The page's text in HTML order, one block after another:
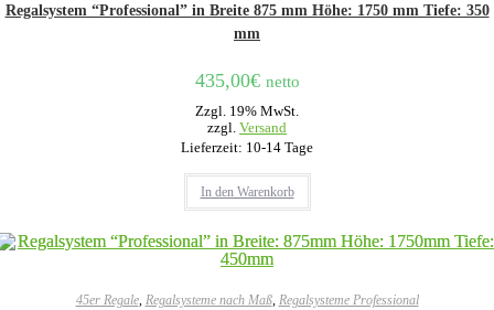
Regalsystem “Professional” in Breite 875 mm Höhe: 1750 mm Tiefe: 350
mm
435,00€ netto
Zzgl. 19% MwSt.
zzgl. Versand
Lieferzeit: 10-14 Tage
In den Warenkorb
45er Regale, Regalsysteme nach Maß, Regalsysteme Professional